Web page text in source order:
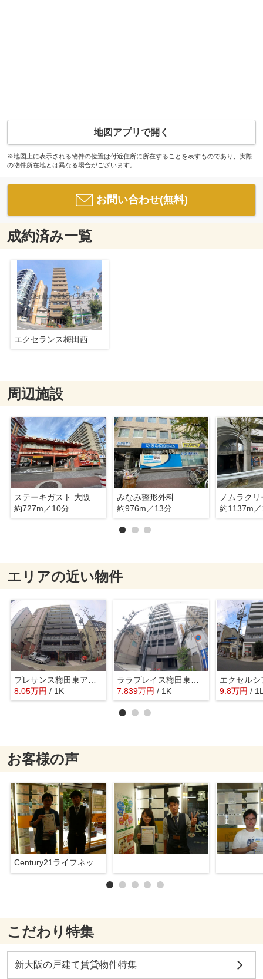
地図アプリで開く
※地図上に表示される物件の位置は付近住所に所在することを表すものであり、実際
の物件所在地とは異なる場合がございます。
お問い合わせ(無料)
成約済み一覧
エクセランス梅田西
周辺施設
約727m／10分
みなみ整形外科
約976m／13分
約1137m
エリアの近い物件
8.05万円 / 1K
7.839万円 / 1K
エクセルシ
9.8万円 /
お客様の声
Century21ライフネット新大阪店
こだわり特集
新大阪の戸建て賃貸物件特集